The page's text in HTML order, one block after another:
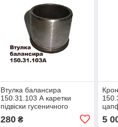
Втулка балансира
150.31.103 А каретки
підвіски гусеничного
трактора Т-150г,Т-150-05-
09-25,ХТЗ-181
280₴
09-
5